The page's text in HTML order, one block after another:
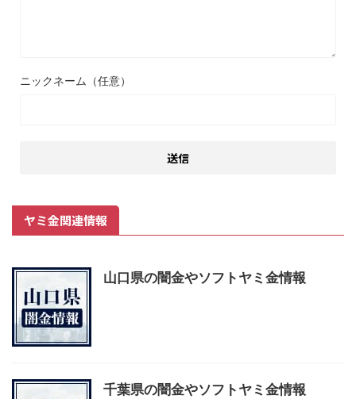
ニックネーム（任意）
ヤミ金関連情報
山口県の闇金やソフトヤミ金情報
千葉県の闇金やソフトヤミ金情報